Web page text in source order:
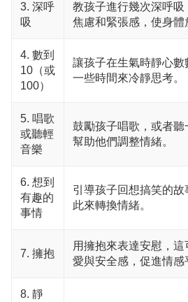
3. 深呼
吸
教孩子進行幾次深呼
焦慮和緊張感，使身體
4. 數到
10（或
100）
讓孩子在生氣時靜心數
一些時間來冷靜思考。
5. 唱歌
或聽輕
音樂
鼓勵孩子唱歌，或者聽
幫助他們調整情緒。
6. 想到
有趣的
事情
引導孩子回想搞笑的
此來轉換情緒。
7. 擁抱
用擁抱來表達安慰，這
愛與安全感，促進情感
8. 靜